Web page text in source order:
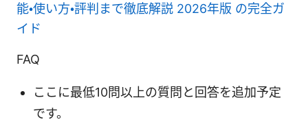
能・使い方・評判まで徹底解説 2026年版 の完全ガ
イド
FAQ
ここに最低10問以上の質問と回答を追加予定
です。